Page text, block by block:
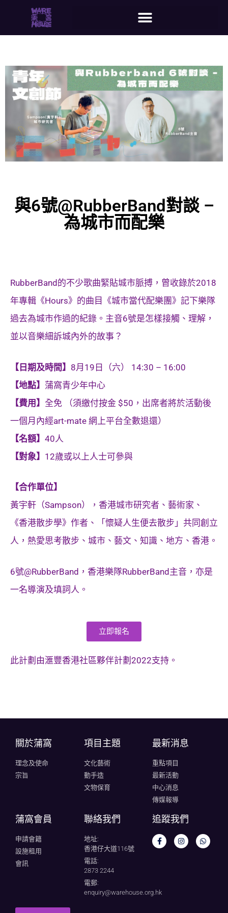
與6號@RubberBand對談 –
為城市而配樂
RubberBand的不少歌曲緊貼城市脈搏，曾收錄於2018
年專輯《Hours》的曲目《城市當代配樂團》記下樂隊
過去為城市作過的紀錄。主音6號是怎樣接觸、理解，
並以音樂細訴城內外的故事？
【日期及時間】 8月19日（六） 14:30 – 16:00
【地點】 蒲窩青少年中心
【費用】 全免 （須繳付按金 $50，出席者將於活動後
一個月內經art-mate 網上平台全數退還）
【名額】 40人
【對象】 12歲或以上人士可參與
【合作單位】
黃宇軒（Sampson），香港城市研究者、藝術家、
《香港散步學》作者、「懷疑人生便去散步」共同創立
人，熱愛思考散步、城市、藝文、知識、地方、香港。
6號@RubberBand，香港樂隊RubberBand主音，亦是
一名導演及填詞人。
立即報名
此計劃由滙豐香港社區夥伴計劃 2022支持。
關於蒲窩​
理念及使命
宗旨
項目主題
文化藝術
動手造
文物保育
最新消息
重點項目
最新活動
中心消息
傳媒報導
蒲窩會員
申請會籍
設施租用
會訊
聯絡我們
地址:
香港仔大道116號
電話:
2873 2244
電郵:
enquiry@warehouse.org.hk
追蹤我們